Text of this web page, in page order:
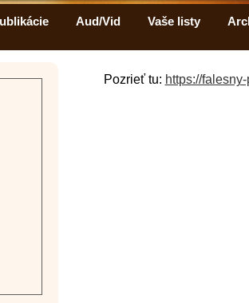
Aud/Vid Vaše listy
Pozrieť tu: https://